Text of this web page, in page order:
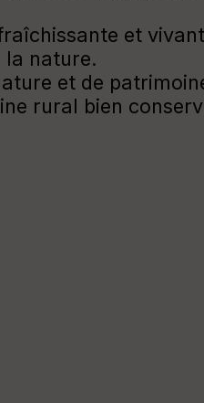
et
la nature.
et de
rural bien